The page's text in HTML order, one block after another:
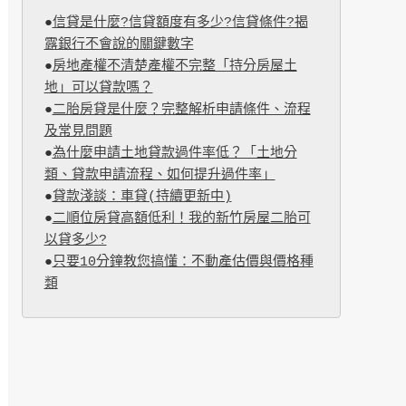
●信貸是什麼?信貸額度有多少?信貸條件?揭
露銀行不會說的關鍵數字
●房地產權不清楚產權不完整「持分房屋土
地」可以貸款嗎？
●二胎房貸是什麼？完整解析申請條件、流程
及常見問題
●為什麼申請土地貸款過件率低？「土地分
類、貸款申請流程、如何提升過件率」
●貸款淺談：車貸(持續更新中)
●二順位房貸高額低利！我的新竹房屋二胎可
以貸多少?
●只要10分鐘教您搞懂：不動產估價與價格種
類